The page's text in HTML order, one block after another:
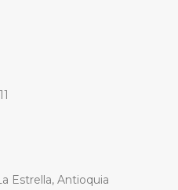
Estrella, Antioquia